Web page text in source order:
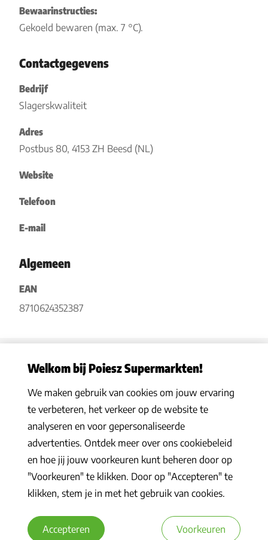
Bewaarinstructies:
Gekoeld bewaren (max. 7 °C).
Contactgegevens
Bedrijf
Slagerskwaliteit
Adres
Postbus 80, 4153 ZH Beesd (NL)
Website
Telefoon
E-mail
Algemeen
EAN
8710624352387
Privacy statement|Algemene voorwaarden |Hoe werkt het |
Veelgestelde vragen|Cookies
© 2026 Poiesz Supermarkten B.V. Alle rechten voorbehouden
Welkom bij Poiesz Supermarkten!
We maken gebruik van cookies om jouw ervaring
te verbeteren, het verkeer op de website te
analyseren en voor gepersonaliseerde
advertenties. Ontdek meer over ons cookiebeleid
en hoe jij jouw voorkeuren kunt beheren door op
"Voorkeuren" te klikken. Door op "Accepteren" te
klikken, stem je in met het gebruik van cookies.
Accepteren Voorkeuren